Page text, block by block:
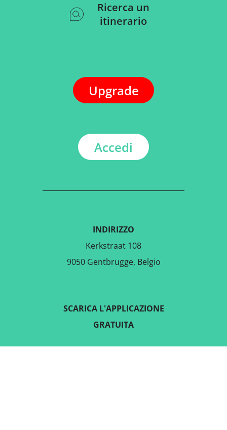
Ricerca un
itinerario
Upgrade
Accedi
INDIRIZZO
Kerkstraat 108
9050 Gentbrugge, Belgio
SCARICA L'APPLICAZIONE
GRATUITA